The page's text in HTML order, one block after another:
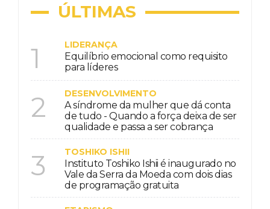
ÚLTIMAS
1 LIDERANÇA
Equilíbrio emocional como requisito
para líderes
2 DESENVOLVIMENTO
A síndrome da mulher que dá conta
de tudo - Quando a força deixa de ser
qualidade e passa a ser cobrança
3 TOSHIKO ISHII
Instituto Toshiko Ishii é inaugurado no
Vale da Serra da Moeda com dois dias
de programação gratuita